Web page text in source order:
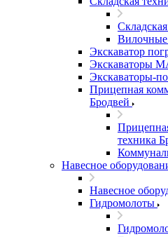
Вилочные
Экскаватор
Экскаваторы
Экскаваторы-
Прицепная
Бродвей
техника
Навесное
Навесное
Гидромолоты